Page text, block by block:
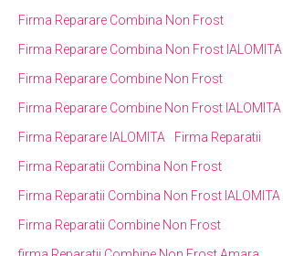
Firma Reparare Combina Non Frost
Firma Reparare Combina Non Frost IALOMITA
Firma Reparare Combine Non Frost
Firma Reparare Combine Non Frost IALOMITA
Firma Reparare IALOMITA
Firma Reparatii
Firma Reparatii Combina Non Frost
Firma Reparatii Combina Non Frost IALOMITA
Firma Reparatii Combine Non Frost